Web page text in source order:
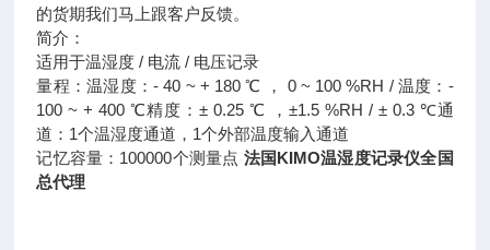
的货期我们马上跟客户反馈。
简介：
适用于温湿度 / 电流 / 电压记录
量程：温湿度：- 40 ~ + 180 ℃ ， 0 ~ 100 %RH / 温度：-
100 ~ + 400 ℃精度：± 0.25 ℃ ，±1.5 %RH / ± 0.3 ℃通
道：1个温湿度通道，1个外部温度输入通道
记忆容量：100000个测量点 法国KIMO温湿度记录仪全国
总代理